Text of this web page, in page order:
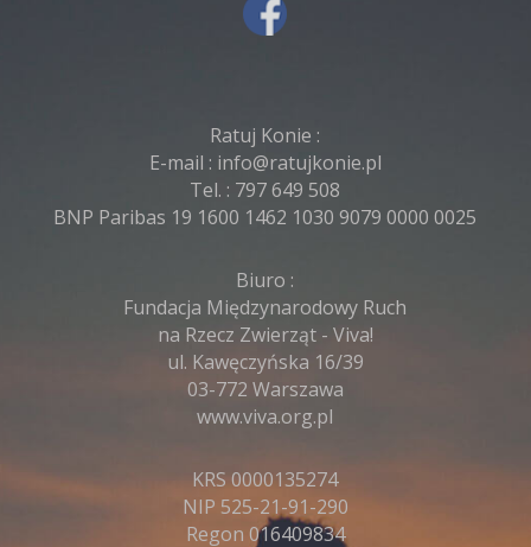
Ratuj Konie :
E-mail : info@ratujkonie.pl
Tel. : 797 649 508
BNP Paribas 19 1600 1462 1030 9079 0000 0025
Biuro :
Fundacja Międzynarodowy Ruch
na Rzecz Zwierząt - Viva!
ul. Kawęczyńska 16/39
03-772 Warszawa
www.viva.org.pl
KRS 0000135274
NIP 525-21-91-290
Regon 016409834